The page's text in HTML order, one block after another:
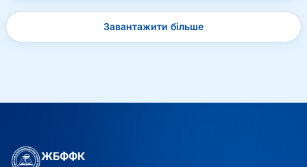
Завантажити більше
ЖБФФК